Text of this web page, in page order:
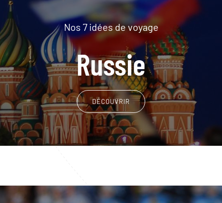
Nos 7 idées de voyage
Russie
DÉCOUVRIR